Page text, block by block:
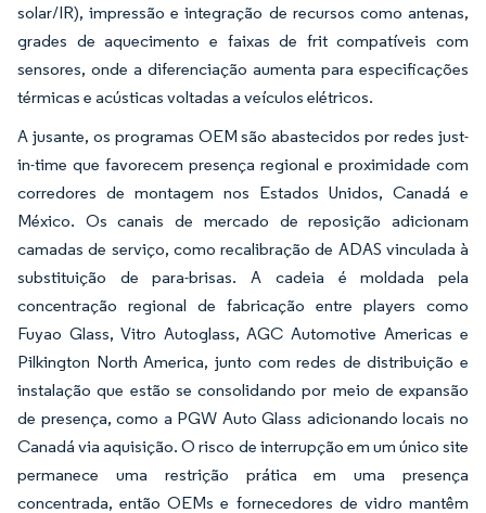
solar/IR), impressão e integração de recursos como antenas,
grades de aquecimento e faixas de frit compatíveis com
sensores, onde a diferenciação aumenta para especificações
térmicas e acústicas voltadas a veículos elétricos.
A jusante, os programas OEM são abastecidos por redes just-
in-time que favorecem presença regional e proximidade com
corredores de montagem nos Estados Unidos, Canadá e
México. Os canais de mercado de reposição adicionam
camadas de serviço, como recalibração de ADAS vinculada à
substituição de para-brisas. A cadeia é moldada pela
concentração regional de fabricação entre players como
Fuyao Glass, Vitro Autoglass, AGC Automotive Americas e
Pilkington North America, junto com redes de distribuição e
instalação que estão se consolidando por meio de expansão
de presença, como a PGW Auto Glass adicionando locais no
Canadá via aquisição. O risco de interrupção em um único site
permanece uma restrição prática em uma presença
concentrada, então OEMs e fornecedores de vidro mantêm